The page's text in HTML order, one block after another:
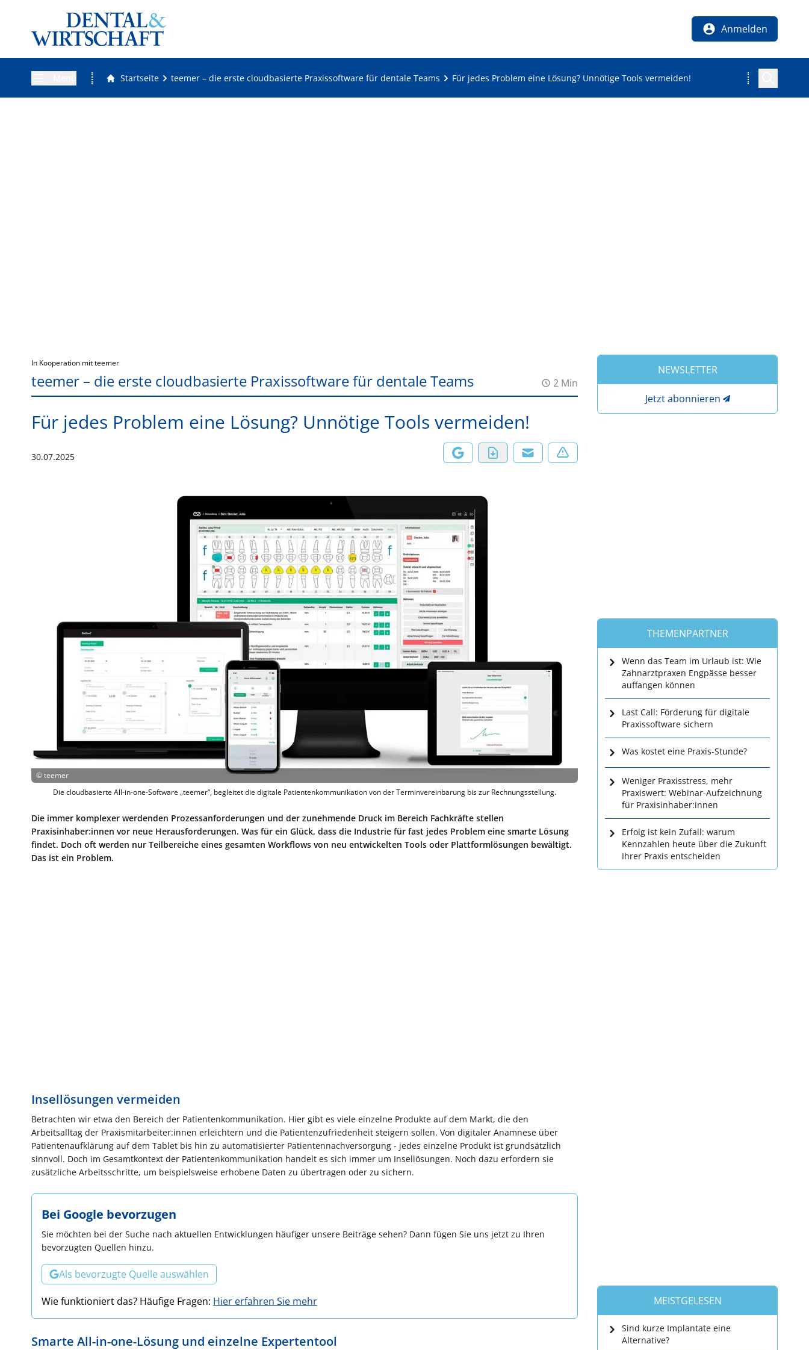
Anmelden
Startseite teemer – die erste cloudbasierte Praxissoftware für dentale Teams Für jedes Problem eine Lösung? Unnötige Tools vermeiden!
In Kooperation mit teemer
teemer – die erste cloudbasierte Praxissoftware für dentale Teams 2 Min
Für jedes Problem eine Lösung? Unnötige Tools vermeiden!
30.07.2025
©teemer
Die cloudbasierte All-in-one-Software „teemer“, begleitet die digitale Patientenkommunikation von der Terminvereinbarung bis zur Rechnungsstellung.
Die immer komplexer werdenden Prozessanforderungen und der zunehmende Druck im Bereich Fachkräfte stellen
Praxisinhaber:innen vor neue Herausforderungen. Was für ein Glück, dass die Industrie für fast jedes Problem eine smarte Lösung
findet. Doch oft werden nur Teilbereiche eines gesamten Workflows von neu entwickelten Tools oder Plattformlösungen bewältigt.
Das ist ein Problem.
Insellösungen vermeiden
Betrachten wir etwa den Bereich der Patientenkommunikation. Hier gibt es viele einzelne Produkte auf dem Markt, die den
Arbeitsalltag der Praxismitarbeiter:innen erleichtern und die Patientenzufriedenheit steigern sollen. Von digitaler Anamnese über
Patientenaufklärung auf dem Tablet bis hin zu automatisierter Patientennachversorgung - jedes einzelne Produkt ist grundsätzlich
sinnvoll. Doch im Gesamtkontext der Patientenkommunikation handelt es sich immer um Insellösungen. Noch dazu erfordern sie
zusätzliche Arbeitsschritte, um beispielsweise erhobene Daten zu übertragen oder zu sichern.
Bei Google bevorzugen
Sie möchten bei der Suche nach aktuellen Entwicklungen häufiger unsere Beiträge sehen? Dann fügen Sie uns jetzt zu Ihren
bevorzugten Quellen hinzu.
Als bevorzugte Quelle auswählen
Wie funktioniert das? Häufige Fragen: Hier erfahren Sie mehr
Smarte All-in-one-Lösung und einzelne Expertentool
NEWSLETTER
Jetzt abonnieren
THEMENPARTNER
Wenn das Team im Urlaub ist: Wie
Zahnarztpraxen Engpässe besser
auffangen können
Last Call: Förderung für digitale
Praxissoftware sichern
Was kostet eine Praxis-Stunde?
Weniger Praxisstress, mehr
Praxiswert: Webinar-Aufzeichnung
für Praxisinhaber:innen
Erfolg ist kein Zufall: warum
Kennzahlen heute über die Zukunft
Ihrer Praxis entscheiden
MEISTGELESEN
Sind kurze Implantate eine
Alternative?